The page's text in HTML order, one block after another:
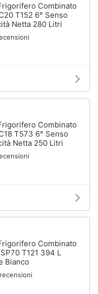
Combinato
T152 6° Senso
Netta 280 Litri
Combinato
T573 6° Senso
Netta 250 Litri
Combinato
T121 394 L
Bianco